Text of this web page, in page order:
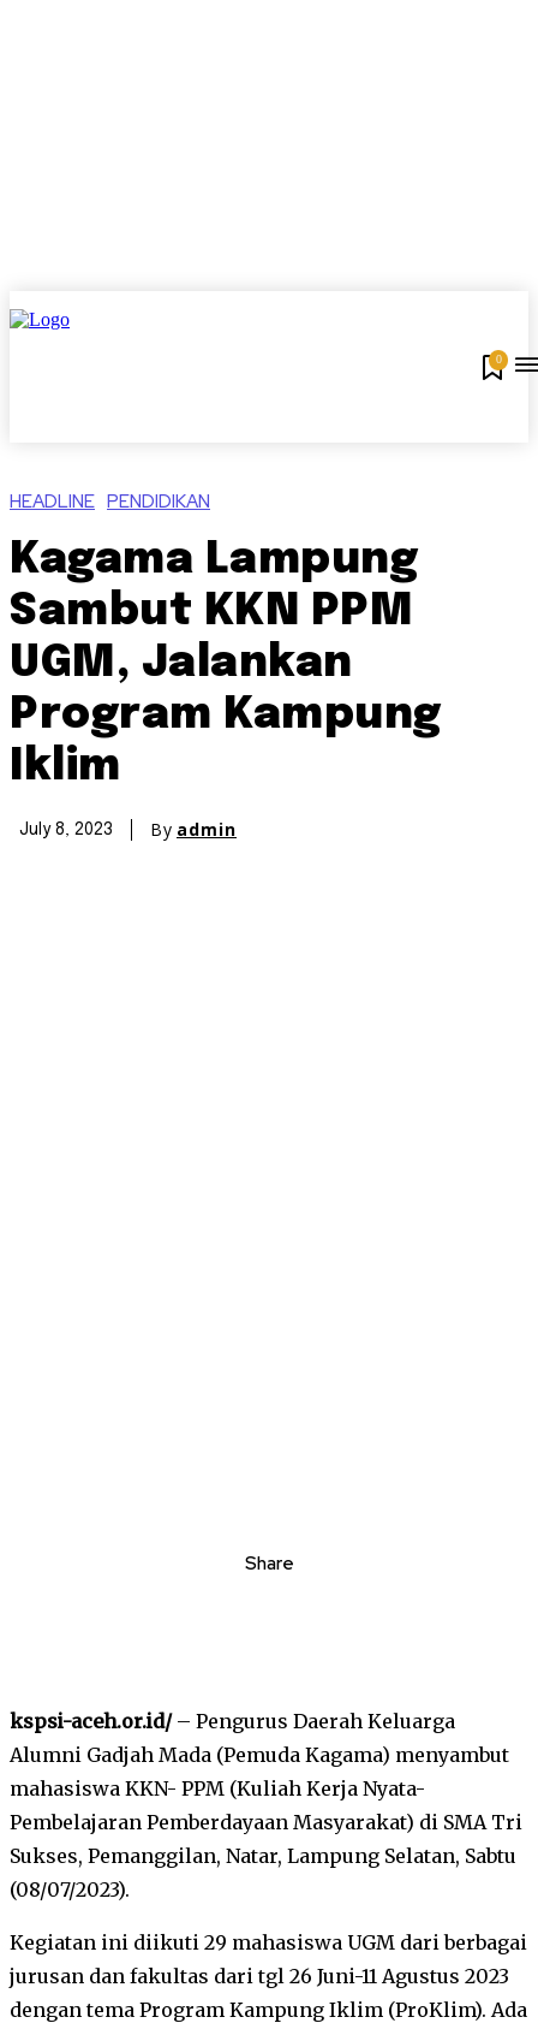
0
HEADLINE PENDIDIKAN
Kagama Lampung
Sambut KKN PPM
UGM, Jalankan
Program Kampung
Iklim
July 8, 2023 By admin
Share
kspsi-aceh.or.id/– Pengurus Daerah Keluarga
Alumni Gadjah Mada (Pemuda Kagama) menyambut
mahasiswa KKN- PPM (Kuliah Kerja Nyata-
Pembelajaran Pemberdayaan Masyarakat) di SMA Tri
Sukses, Pemanggilan, Natar, Lampung Selatan, Sabtu
(08/07/2023).
Kegiatan ini diikuti 29 mahasiswa UGM dari berbagai
jurusan dan fakultas dari tgl 26 Juni-11 Agustus 2023
dengan tema Program Kampung Iklim (ProKlim). Ada